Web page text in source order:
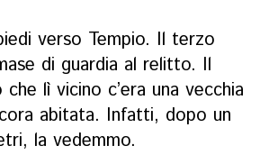
verso Tempio. Il terzo
di guardia al relitto. Il
lì vicino c’era una vecchia
abitata. Infatti, dopo un
la vedemmo.